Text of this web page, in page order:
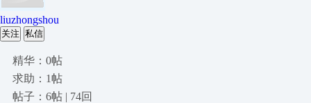
liuzhongshou
关注 私信
精华：0帖
求助：1帖
帖子：6帖 | 74回